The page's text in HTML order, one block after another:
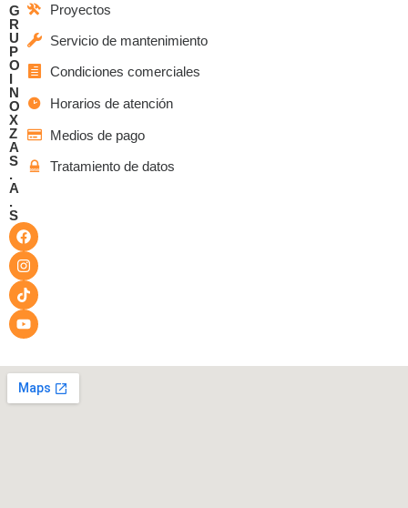
G
R
U
P
O
I
N
O
X
Z
A
S
.
A
.
S
Proyectos
Servicio de mantenimiento
Condiciones comerciales
Horarios de atención
Medios de pago
Tratamiento de datos